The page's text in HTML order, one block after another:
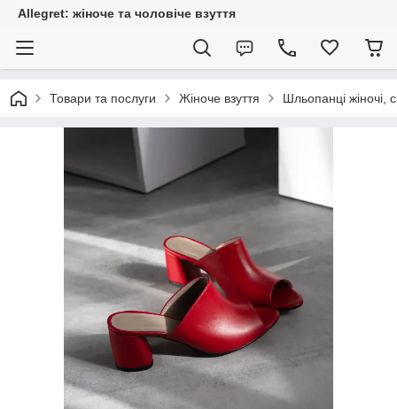
Allegret: жіноче та чоловіче взуття
Товари та послуги Жіноче взуття Шльопанці жіночі,